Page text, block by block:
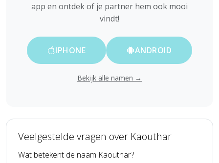
app en ontdek of je partner hem ook mooi
vindt!
IPHONE ANDROID
Bekijk alle namen →
Veelgestelde vragen over Kaouthar
Wat betekent de naam Kaouthar?